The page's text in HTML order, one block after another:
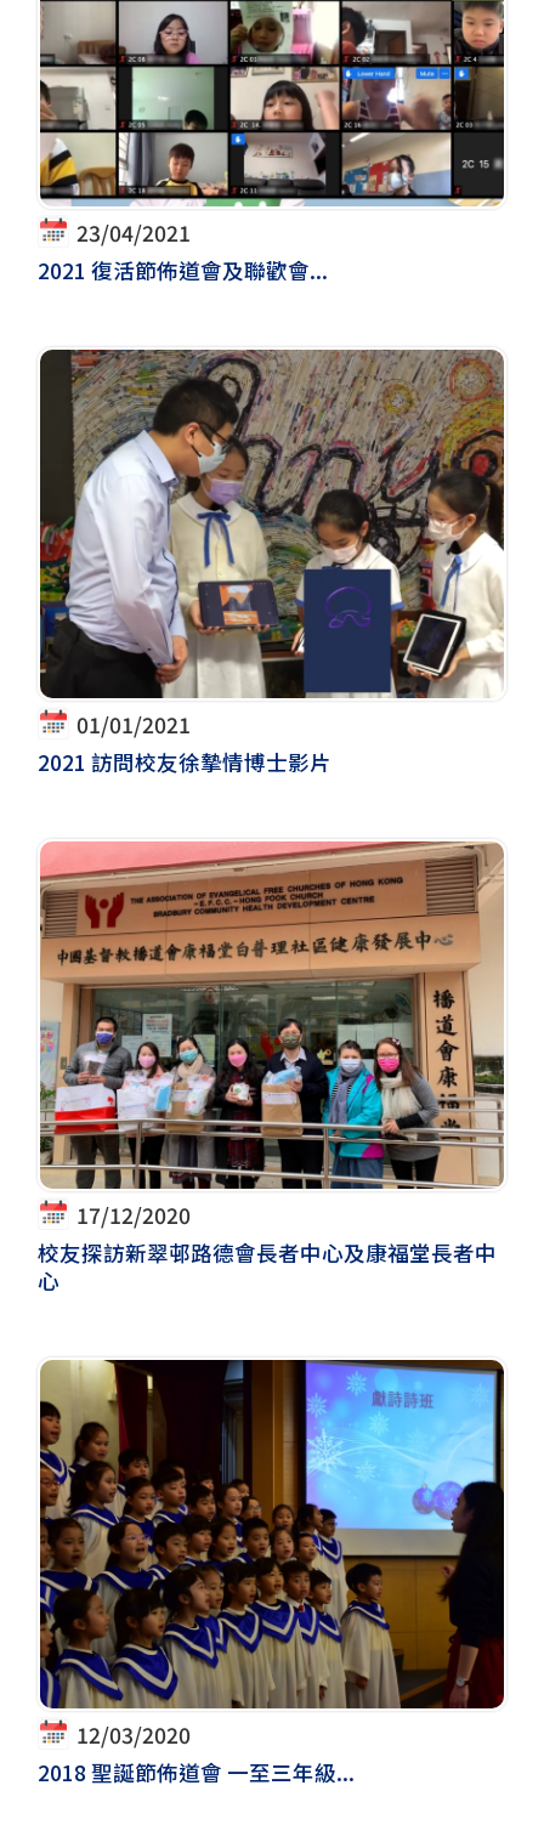
23/04/2021
2021 復活節佈道會及聯歡會...
01/01/2021
2021 訪問校友徐摯情博士影片
17/12/2020
校友探訪新翠邨路德會長者中心及康福堂長者中
心
12/03/2020
2018 聖誕節佈道會 一至三年級...